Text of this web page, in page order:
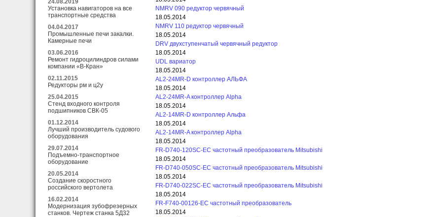
24.08.2019
Установка навигаторов на все
транспортные средства
04.04.2017
Промышленные печи закалки.
Камерные печи
03.06.2016
Ремонт гидроцилиндров силами
компании «В-Кран»
02.11.2015
Редукторы рм и ц2у
25.04.2015
Стенд входного контроля
подшипников СВК-05
01.12.2014
Лучший производитель судового
оборудования
29.07.2014
Подъемно-транспортное
оборудование
20.05.2014
Создание скоростного
российского вертолета
16.02.2014
Модернизация зубофрезерных
станков. Чертеж станка 5Д32
NMRV 090 редуктор червячный
18.05.2014
NMRV 110 редуктор червячный
18.05.2014
DRV двухступенчатый червячный редуктор
18.05.2014
UDL вариатор
18.05.2014
AL2-24MR-D контроллер АЛЬФА
18.05.2014
AL2-24MR-A контроллер Alpha
18.05.2014
AL2-14MR-D контроллер Альфа
18.05.2014
AL2-14MR-A контроллер Alpha
18.05.2014
FR-D740-120SC-EC частотный преобразователь Mitsubishi
18.05.2014
FR-D740-050SC-EC частотный преобразователь Mitsubishi
18.05.2014
FR-D740-022SC-EC частотный преобразователь Mitsubishi
18.05.2014
FR-F740-00126-EC частотный преобразователь
18.05.2014